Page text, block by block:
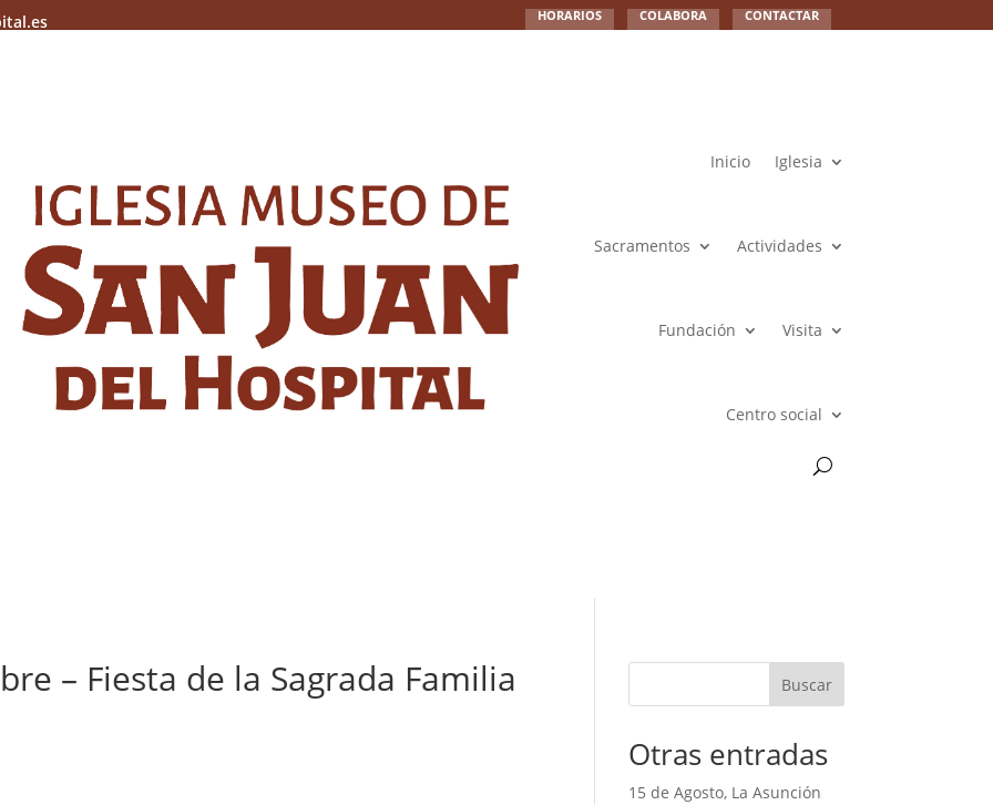
HORARIOS COLABORA CONTACTAR
Inicio Iglesia
Sacramentos Actividades
Fundación Visita
Centro social
– Fiesta de la Sagrada Familia Buscar
Otras entradas
15 de Agosto, La Asunción